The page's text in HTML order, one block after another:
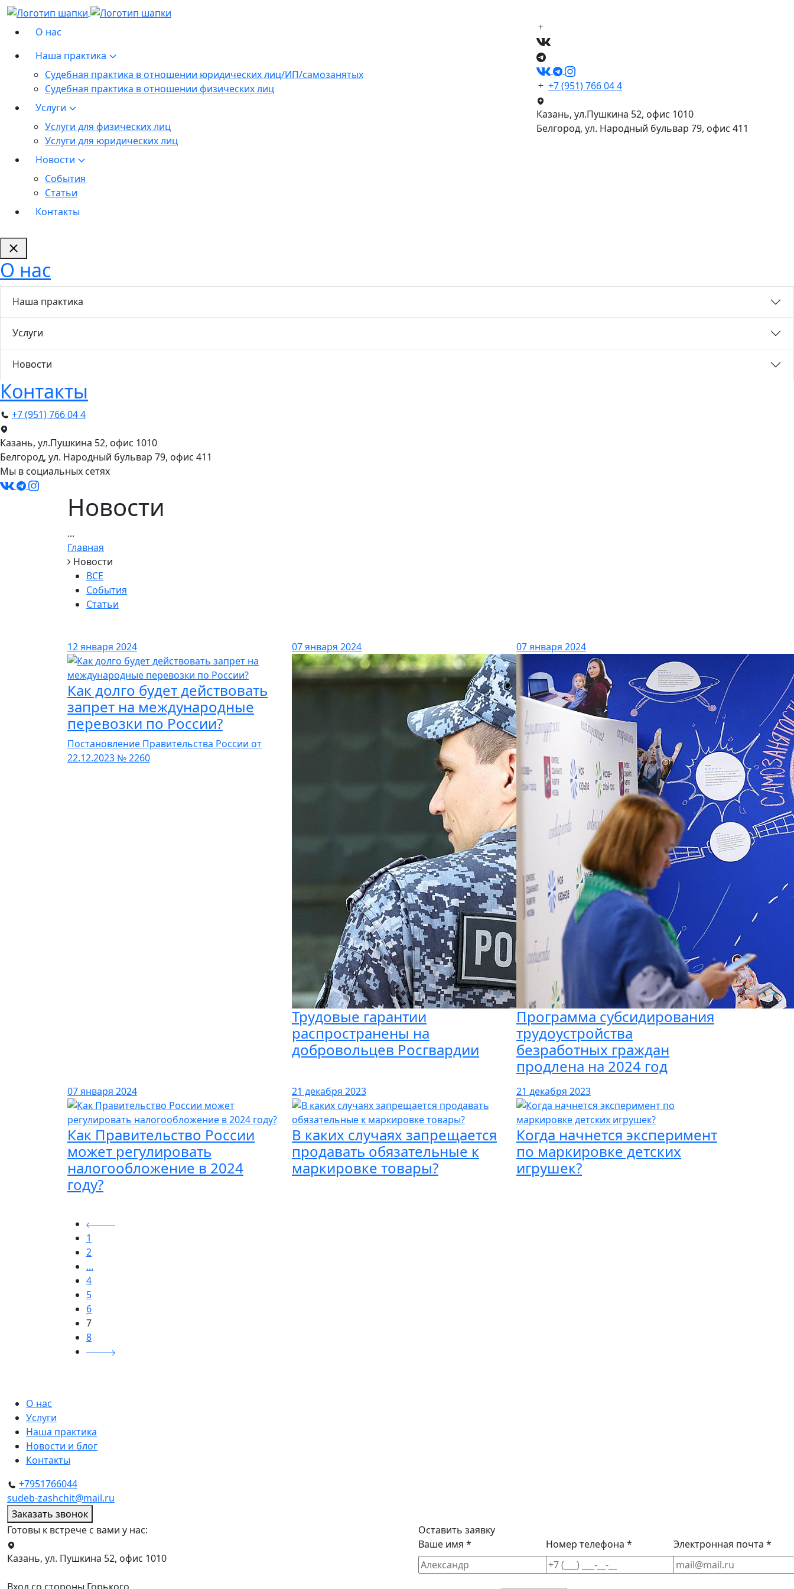
О нас
Наша практика
Судебная практика в отношении юридических лиц/ИП/самозанятых
Судебная практика в отношении физических лиц
Услуги
Услуги для физических лиц
Услуги для юридических лиц
Новости
События
Статьи
Контакты
+7 (951) 766 04 4
Казань, ул.Пушкина 52, офис 1010
Белгород, ул. Народный бульвар 79, офис 411
О нас
Наша практика
Услуги
Новости
Контакты
+7 (951) 766 04 4
Казань, ул.Пушкина 52, офис 1010
Белгород, ул. Народный бульвар 79, офис 411
Мы в социальных сетях
Новости
...
Главная
Новости
ВСЕ
События
Статьи
12 января 2024
Как долго будет действовать
запрет на международные
перевозки по России?
Постановление Правительства России от
22.12.2023 № 2260
07 января 2024
Трудовые гарантии
распространены на
добровольцев Росгвардии
07 января 2024
Программа субсидирования
трудоустройства
безработных граждан
продлена на 2024 год
07 января 2024
Как Правительство России
может регулировать
налогообложение в 2024
году?
21 декабря 2023
В каких случаях запрещается
продавать обязательные к
маркировке товары?
21 декабря 2023
Когда начнется эксперимент
по маркировке детских
игрушек?
1
2
...
4
5
6
7
8
О нас
Услуги
Наша практика
Новости и блог
Контакты
+7951766044
sudeb-zashchit@mail.ru
Заказать звонок
Готовы к встрече с вами у нас:
Казань, ул. Пушкина 52, офис 1010
Оставить заявку
Ваше имя *
Номер телефона * Электронная почта *